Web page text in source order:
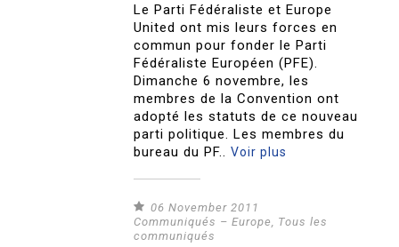
Le Parti Fédéraliste et Europe
United ont mis leurs forces en
commun pour fonder le Parti
Fédéraliste Européen (PFE).
Dimanche 6 novembre, les
membres de la Convention ont
adopté les statuts de ce nouveau
parti politique. Les membres du
bureau du PF..Voir plus
06 November 2011
Communiqués – Europe
Tous les
communiqués